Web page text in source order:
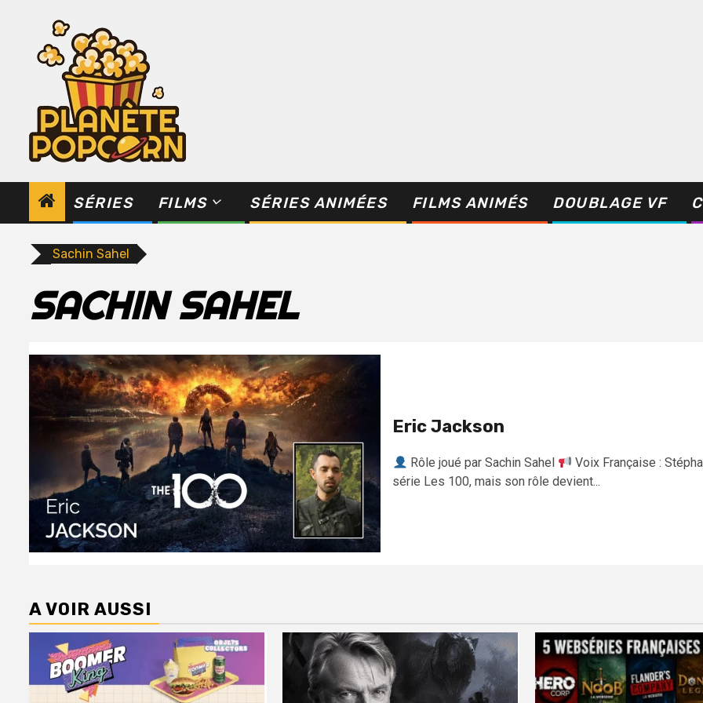
SÉRIES FILMS SÉRIES ANIMÉES FILMS ANIMÉS DOUBLAGE VF
Sachin Sahel
SACHIN SAHEL
Eric Jackson
Rôle joué par Sachin Sahel
Voix Française :
série Les 100, mais son rôle devient...
A VOIR AUSSI